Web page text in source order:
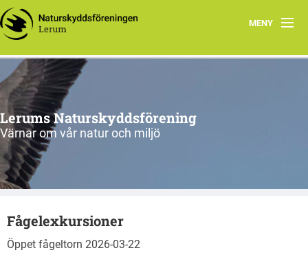
MENY
Hem
Grupper
Lerums Naturskyddsförening
Värnar om vår natur och miljö
Fågelexkursioner
Öppet fågeltorn 2026-03-22